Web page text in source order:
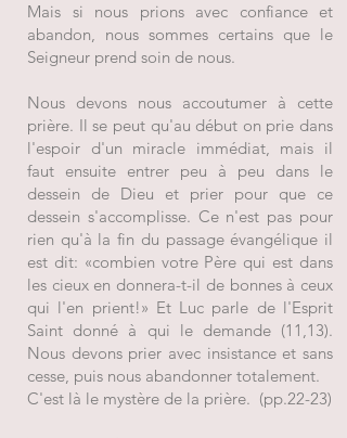
Mais si nous prions avec confiance et
abandon, nous sommes certains que le
Seigneur prend soin de nous.
Nous devons nous accoutumer à cette
prière. Il se peut qu'au début on prie dans
l'espoir d'un miracle immédiat, mais il
faut ensuite entrer peu à peu dans le
dessein de Dieu et prier pour que ce
dessein s'accomplisse. Ce n'est pas pour
rien qu'à la fin du passage évangélique il
est dit: «combien votre Père qui est dans
les cieux en donnera-t-il de bonnes à ceux
qui l'en prient!» Et Luc parle de l'Esprit
Saint donné à qui le demande (11,13).
Nous devons prier avec insistance et sans
cesse, puis nous abandonner totalement.
C'est là le mystère de la prière. (pp.22-23)